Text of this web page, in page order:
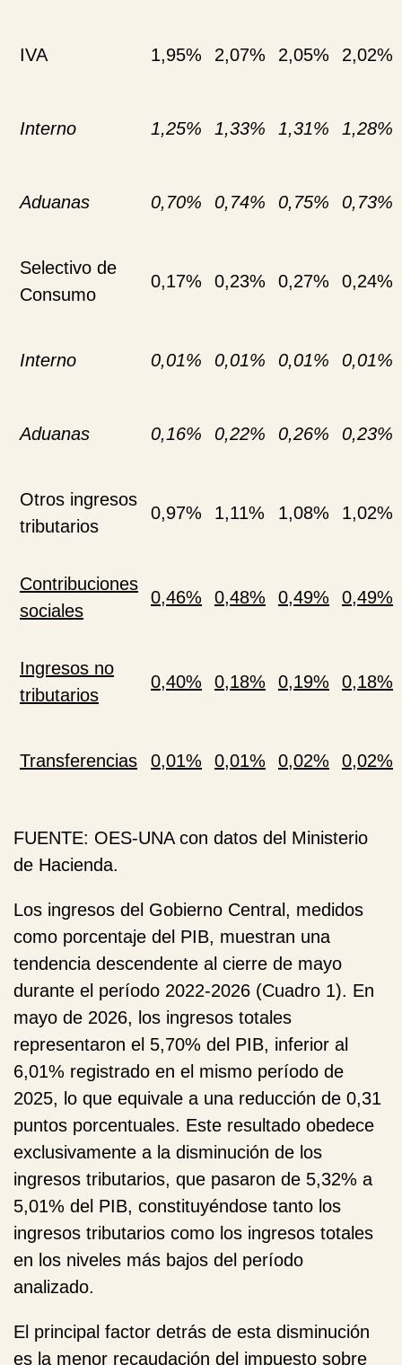
IVA 1,95% 2,07% 2,05% 2,02%
Interno 1,25% 1,33% 1,31% 1,28%
Aduanas 0,70% 0,74% 0,75% 0,73%
Selectivo de
Consumo
0,17% 0,23% 0,27% 0,24%
Interno 0,01% 0,01% 0,01% 0,01%
Aduanas 0,16% 0,22% 0,26% 0,23%
Otros ingresos
tributarios
0,97% 1,11% 1,08% 1,02%
Contribuciones
sociales
0,46% 0,48% 0,49% 0,49%
Ingresos no
tributarios
0,40% 0,18% 0,19% 0,18%
Transferencias 0,01% 0,01% 0,02% 0,02%
FUENTE: OES-UNA con datos del Ministerio
de Hacienda.
Los ingresos del Gobierno Central, medidos
como porcentaje del PIB, muestran una
tendencia descendente al cierre de mayo
durante el período 2022-2026 (Cuadro 1). En
mayo de 2026, los ingresos totales
representaron el 5,70% del PIB, inferior al
6,01% registrado en el mismo período de
2025, lo que equivale a una reducción de 0,31
puntos porcentuales. Este resultado obedece
exclusivamente a la disminución de los
ingresos tributarios, que pasaron de 5,32% a
5,01% del PIB, constituyéndose tanto los
ingresos tributarios como los ingresos totales
en los niveles más bajos del período
analizado.
El principal factor detrás de esta disminución
es la menor recaudación del impuesto sobre